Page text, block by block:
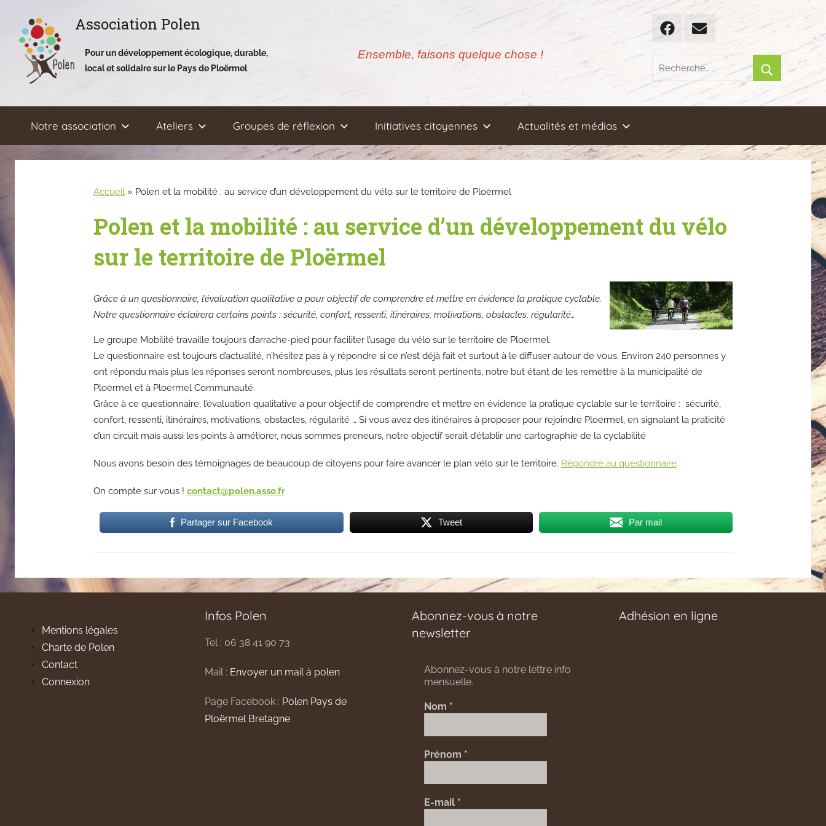
contenu
Association Polen
Pour un développement écologique, durable,
local et solidaire sur le Pays de Ploërmel
Ensemble, faisons quelque chose !
FacebookEmail
Recherche
pour
Rechercher
Notre association Ateliers Groupes de réflexion Initiatives citoyennes Actualités et médias
Accueil » Polen et la mobilité : au service d’un développement du vélo sur le territoire de Ploërmel
Polen et la mobilité : au service d’un développement du vélo
sur le territoire de Ploërmel
Grâce à un questionnaire, l’évaluation qualitative a pour objectif de comprendre et mettre en évidence la pratique cyclable.
Notre questionnaire éclairera certains points : sécurité, confort, ressenti, itinéraires, motivations, obstacles, régularité…
Le groupe Mobilité travaille toujours d’arrache-pied pour faciliter l’usage du vélo sur le territoire de Ploërmel.
Le questionnaire est toujours d’actualité, n’hésitez pas à y répondre si ce n’est déjà fait et surtout à le diffuser autour de vous. Environ 240 personnes y
ont répondu mais plus les réponses seront nombreuses, plus les résultats seront pertinents, notre but étant de les remettre à la municipalité de
Ploërmel et à Ploërmel Communauté.
Grâce à ce questionnaire, l’évaluation qualitative a pour objectif de comprendre et mettre en évidence la pratique cyclable sur le territoire : sécurité,
confort, ressenti, itinéraires, motivations, obstacles, régularité … Si vous avez des itinéraires à proposer pour rejoindre Ploërmel, en signalant la praticité
d’un circuit mais aussi les points à améliorer, nous sommes preneurs, notre objectif serait d’établir une cartographie de la cyclabilité
Nous avons besoin des témoignages de beaucoup de citoyens pour faire avancer le plan vélo sur le territoire. Répondre au questionnaire
On compte sur vous ! contact@polen.asso.fr
Partager sur Facebook Tweet Par mail
Mentions légales
Charte de Polen
Contact
Connexion
Infos Polen
Tel : 06 38 41 90 73
Mail : Envoyer un mail à polen
Page Facebook : Polen Pays de
Ploërmel Bretagne
Abonnez-vous à notre
newsletter
Abonnez-vous à notre lettre info
mensuelle.
Nom *
Prénom *
E-mail *
Adhésion en ligne